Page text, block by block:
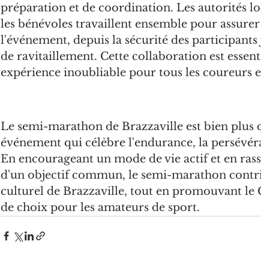
préparation et de coordination. Les autorités
les bénévoles travaillent ensemble pour
l'événement, depuis la sécurité des
de ravitaillement. Cette collaboration est
expérience inoubliable pour tous les coureurs
Le semi-marathon de Brazzaville est bien plus
événement qui célèbre l'endurance, la
En encourageant un mode de vie actif et en
d'un objectif commun, le semi-marathon
culturel de Brazzaville, tout en promouvant le
de choix pour les amateurs de sport.